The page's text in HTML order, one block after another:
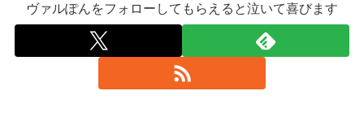
ヴァルぽんをフォローしてもらえると泣いて喜びます